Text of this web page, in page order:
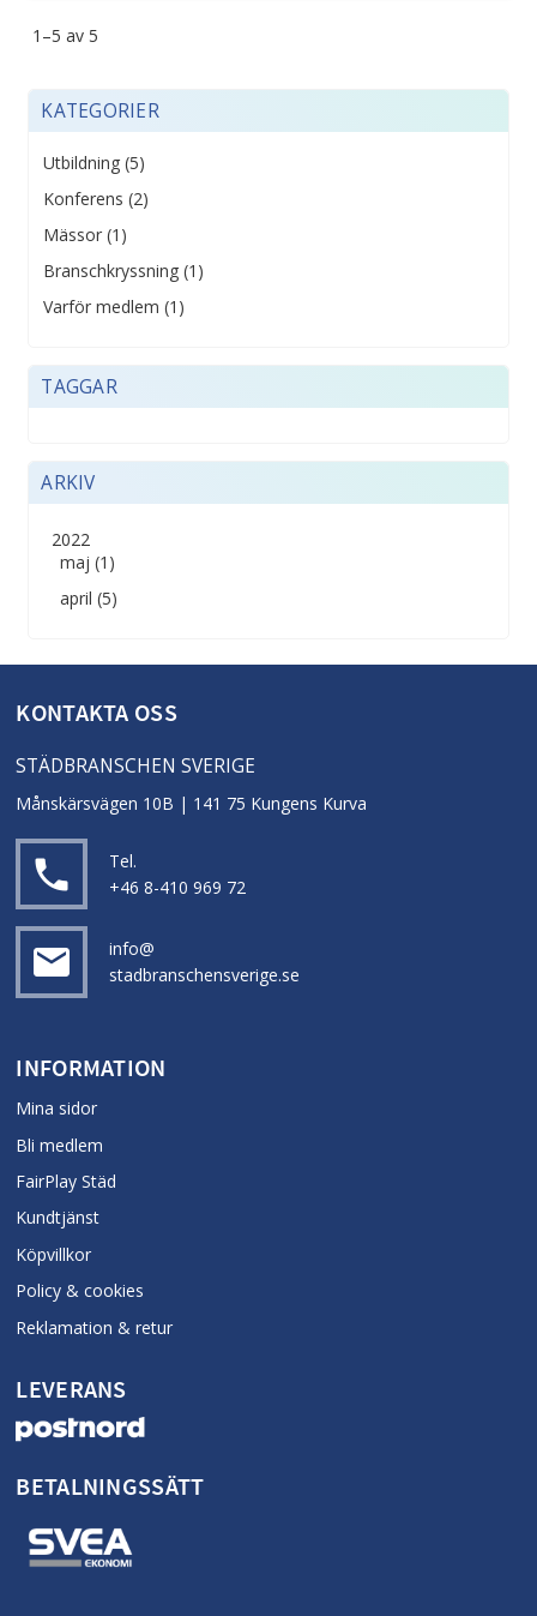
1–5 av5
KATEGORIER
Utbildning (5)
Konferens (2)
Mässor (1)
Branschkryssning (1)
Varför medlem (1)
TAGGAR
ARKIV
2022
maj (1)
april (5)
KONTAKTA OSS
STÄDBRANSCHEN SVERIGE
Månskärsvägen 10B | 141 75 Kungens Kurva
local_phone
Tel.
+46 8-410 969 72
email
info@
stadbranschensverige.se
INFORMATION
Mina sidor
Bli medlem
FairPlay Städ
Kundtjänst
Köpvillkor
Policy & cookies
Reklamation & retur
LEVERANS
BETALNINGSSÄTT